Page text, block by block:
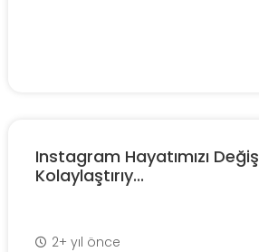
Instagram Hayatımızı
Kolaylaştırıy...
2+ yıl önce